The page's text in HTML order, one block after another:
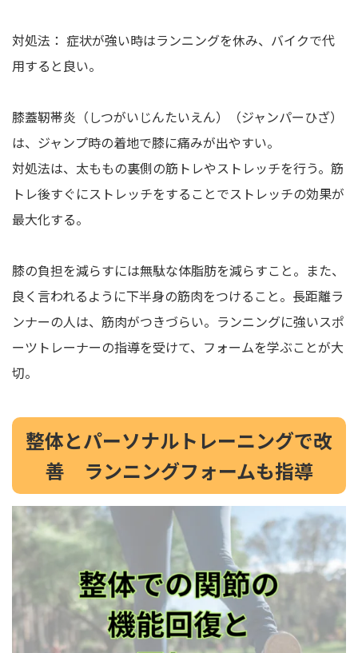
対処法： 症状が強い時はランニングを休み、バイクで代
用すると良い。
膝蓋靭帯炎（しつがいじんたいえん）（ジャンパーひざ）
は、ジャンプ時の着地で膝に痛みが出やすい。
対処法は、太ももの裏側の筋トレやストレッチを行う。筋
トレ後すぐにストレッチをすることでストレッチの効果が
最大化する。
膝の負担を減らすには無駄な体脂肪を減らすこと。また、
良く言われるように下半身の筋肉をつけること。長距離ラ
ンナーの人は、筋肉がつきづらい。ランニングに強いスポ
ーツトレーナーの指導を受けて、フォームを学ぶことが大
切。
整体とパーソナルトレーニングで改
善 ランニングフォームも指導